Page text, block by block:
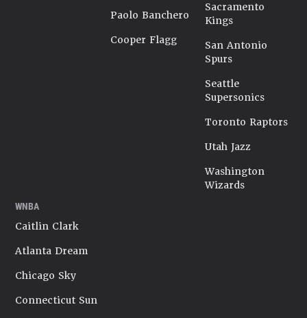
Paolo Banchero
Cooper Flagg
Sacramento
Kings
San Antonio
Spurs
Seattle
Supersonics
Toronto Raptors
Utah Jazz
Washington
Wizards
WNBA
Caitlin Clark
Atlanta Dream
Chicago Sky
Connecticut Sun